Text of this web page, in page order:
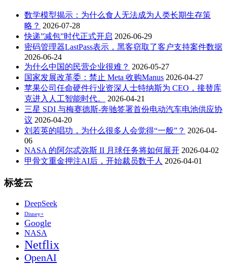
数学模型揭示：为什么食人无法成为人类长期生存策
略？ 2026-07-28
快递”减包”时代正式开启 2026-06-29
密码管理器LastPass表示，黑客窃取了客户支持案件数据
2026-06-24
为什么中国的民营企业很难？ 2026-05-27
国家发展改革委：禁止 Meta 收购Manus 2026-04-27
苹果公司任命硬件行业资深人士特纳斯为 CEO，接替库
克进入人工智能时代。
2026-04-21
三星 SDI 与梅赛德斯-奔驰签署首份电动汽车电池供应协
议 2026-04-20
刘若英的唱功，为什么很多人会觉得“一般”？ 2026-04-
06
NASA 的阿尔忒弥斯 II 月球任务将如何展开 2026-04-02
甲骨文重金押注AI后，开始裁员数千人 2026-04-01
标签云
DeepSeek
Disney+
Google
NASA
Netflix
OpenAI